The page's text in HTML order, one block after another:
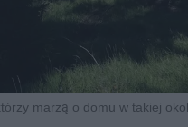
marzą o domu w takiej